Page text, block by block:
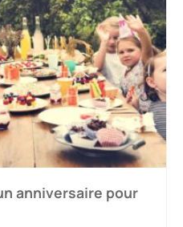
anniversaire pour